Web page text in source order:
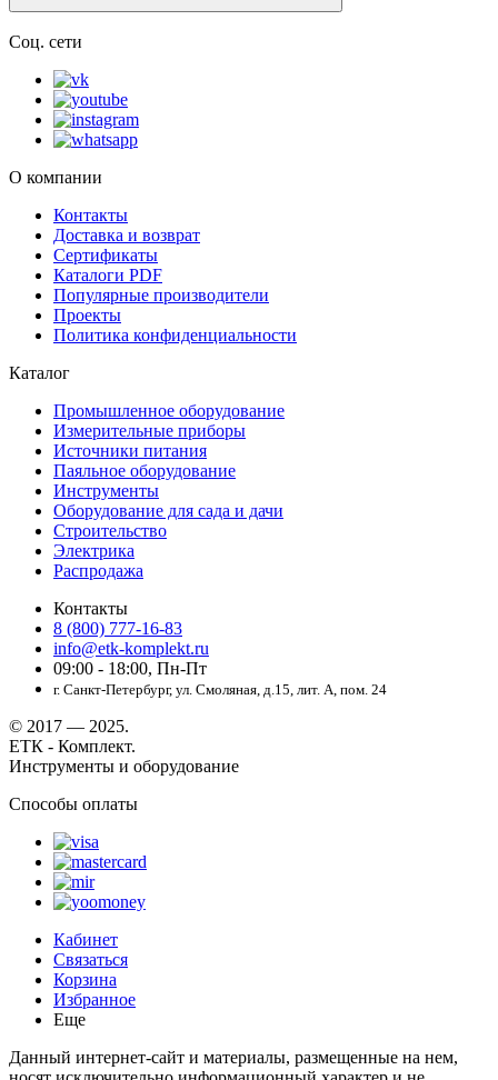
Соц. сети
О компании
Контакты
Доставка и возврат
Сертификаты
Каталоги PDF
Популярные производители
Проекты
Политика конфиденциальности
Каталог
Промышленное оборудование
Измерительные приборы
Источники питания
Паяльное оборудование
Инструменты
Оборудование для сада и дачи
Строительство
Электрика
Распродажа
Контакты
8 (800) 777-16-83
info@etk-komplekt.ru
09:00 - 18:00, Пн-Пт
г. Санкт-Петербург, ул. Смоляная, д.15, лит. А, пом. 24
© 2017 — 2025.
ЕТК - Комплект.
Инструменты и оборудование
Способы оплаты
Кабинет
Связаться
Корзина
Избранное
Еще
Данный интернет-сайт и материалы, размещенные на нем,